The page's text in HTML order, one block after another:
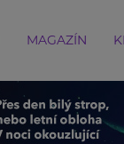
MAGAZÍN